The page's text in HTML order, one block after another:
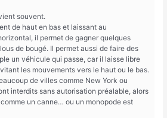
souvent.
de haut en bas et laissant au
il permet de gagner quelques
de bougé. Il permet aussi de faire des
un véhicule qui passe, car il laisse libre
les mouvements vers le haut ou le bas.
de villes comme New York ou
interdits sans autorisation préalable, alors
comme un canne… ou un monopode est